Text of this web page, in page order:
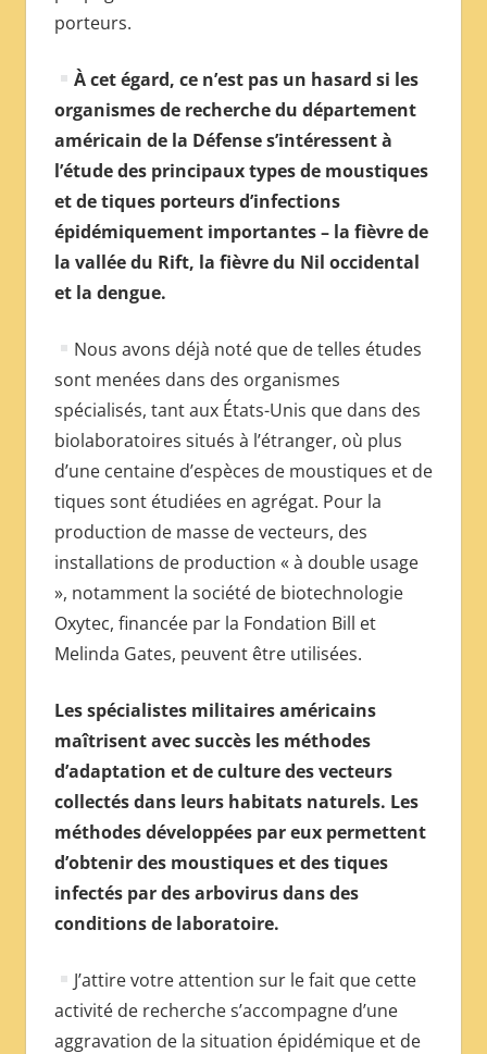
porteurs.
À cet égard, ce n’est pas un hasard si les
organismes de recherche du département
américain de la Défense s’intéressent à
l’étude des principaux types de moustiques
et de tiques porteurs d’infections
épidémiquement importantes – la fièvre de
la vallée du Rift, la fièvre du Nil occidental
et la dengue.
Nous avons déjà noté que de telles études
sont menées dans des organismes
spécialisés, tant aux États-Unis que dans des
biolaboratoires situés à l’étranger, où plus
d’une centaine d’espèces de moustiques et de
tiques sont étudiées en agrégat. Pour la
production de masse de vecteurs, des
installations de production « à double usage
», notamment la société de biotechnologie
Oxytec, financée par la Fondation Bill et
Melinda Gates, peuvent être utilisées.
Les spécialistes militaires américains
maîtrisent avec succès les méthodes
d’adaptation et de culture des vecteurs
collectés dans leurs habitats naturels. Les
méthodes développées par eux permettent
d’obtenir des moustiques et des tiques
infectés par des arbovirus dans des
conditions de laboratoire.
J’attire votre attention sur le fait que cette
activité de recherche s’accompagne d’une
aggravation de la situation épidémique et de